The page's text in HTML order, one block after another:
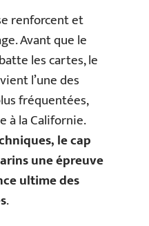
renforcent et
Avant que le
les cartes, le
l’une des
fréquentées,
à la Californie.
le cap
une épreuve
ultime des
.